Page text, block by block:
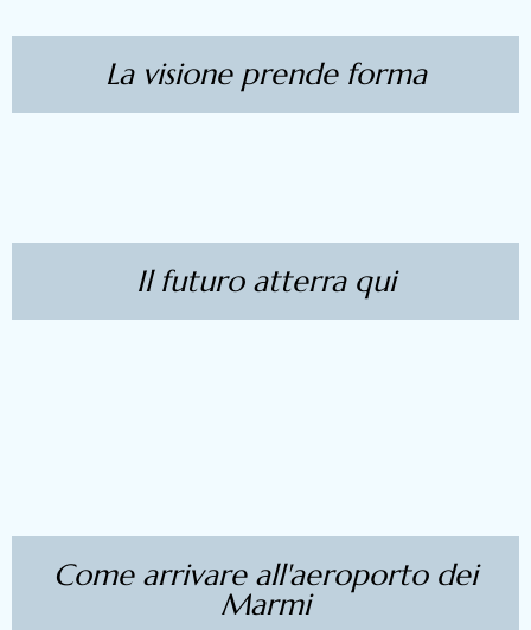
La visione prende forma
Il futuro atterra qui
Come arrivare all'aeroporto dei
Marmi